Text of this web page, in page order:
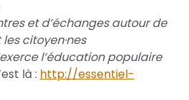
et d’échanges autour de
citoyen·nes
l’éducation populaire
là : http://essentiel-